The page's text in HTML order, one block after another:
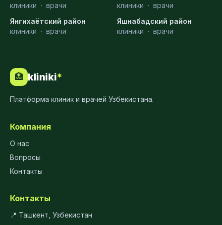
клиники · врачи
клиники · врачи
Янгихаётский район
клиники · врачи
Яшнабадский район
клиники · врачи
🏥 kliniki*
Платформа клиник и врачей Узбекистана.
Компания
О нас
Вопросы
Контакты
Контакты
📍 Ташкент, Узбекистан